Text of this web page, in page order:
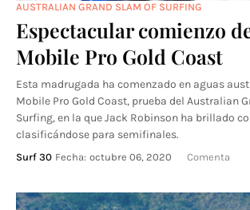
AUSTRALIAN GRAND SLAM OF SURFING
Espectacular comienzo
Mobile Pro Gold Coast
Esta madrugada ha comenzado en aguas
Mobile Pro Gold Coast, prueba del Australian
Surfing, en la que Jack Robinson ha brillado
clasificándose para semifinales.
Surf 30 Fecha: octubre 06, 2020 Comenta